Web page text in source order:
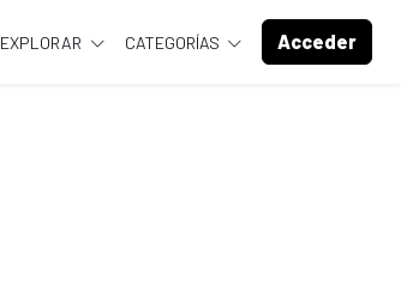
EXPLORAR CATEGORÍAS Acceder